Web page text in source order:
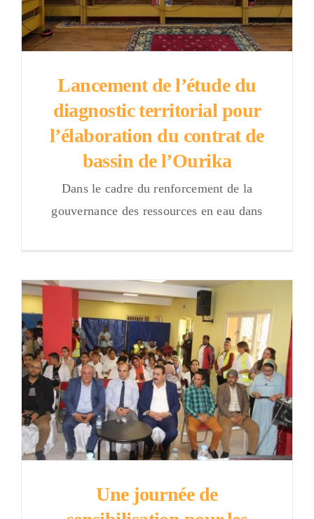
Lancement de l’étude du
diagnostic territorial pour
l’élaboration du contrat de
bassin de l’Ourika
Dans le cadre du renforcement de la
gouvernance des ressources en eau dans
Une journée de